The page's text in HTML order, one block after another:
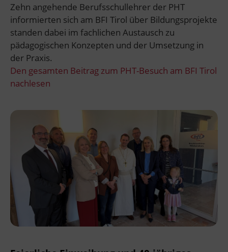
Zehn angehende Berufsschullehrer der PHT
informierten sich am BFI Tirol über Bildungsprojekte
standen dabei im fachlichen Austausch zu
pädagogischen Konzepten und der Umsetzung in
der Praxis.
Den gesamten Beitrag zum PHT-Besuch am BFI Tirol
nachlesen